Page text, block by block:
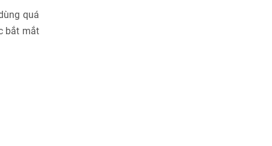
quá
bắt mắt